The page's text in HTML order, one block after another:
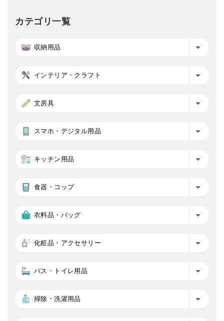
カテゴリ一覧
収納用品
インテリア・クラフト
文房具
スマホ・デジタル用品
キッチン用品
食器・コップ
衣料品・バッグ
化粧品・アクセサリー
バス・トイレ用品
掃除・洗濯用品